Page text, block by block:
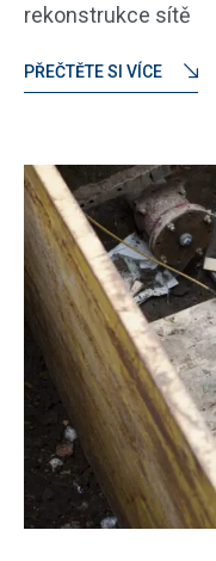
rekonstrukce sítě
PŘEČTĚTE SI VÍCE